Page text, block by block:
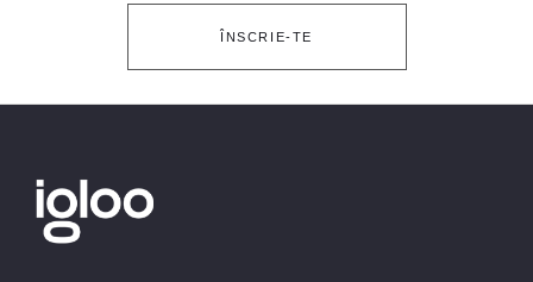
ÎNSCRIE-TE